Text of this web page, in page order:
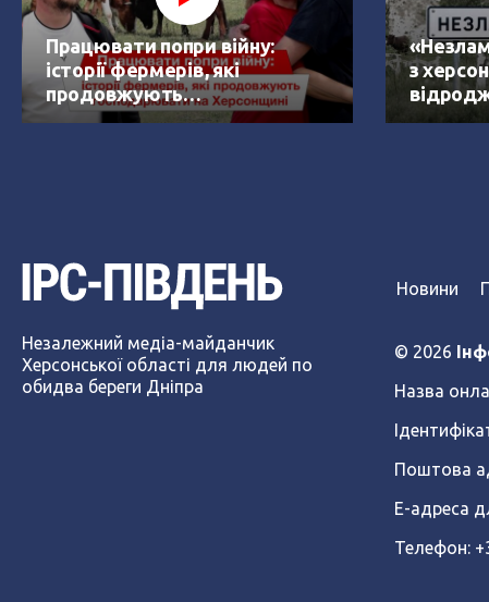
Працювати попри війну:
історії фермерів, які
продовжують
господарювати на
з
Незалежний медіа-майданчик
Херсонської області для людей по
обидва береги Дніпра
Новини
© 2026
Назва
Поштова
Е-адреса
Телефон: